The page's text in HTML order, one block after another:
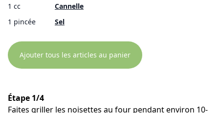
1 cc
Cannelle
1 pincée
Sel
Ajouter tous les articles au panier
Étape 1/4
Faites griller les noisettes au four pendant environ 10-